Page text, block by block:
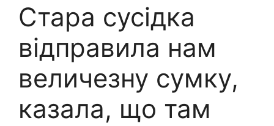
Стара сусідка
відправила нам
величезну сумку,
казала, що там